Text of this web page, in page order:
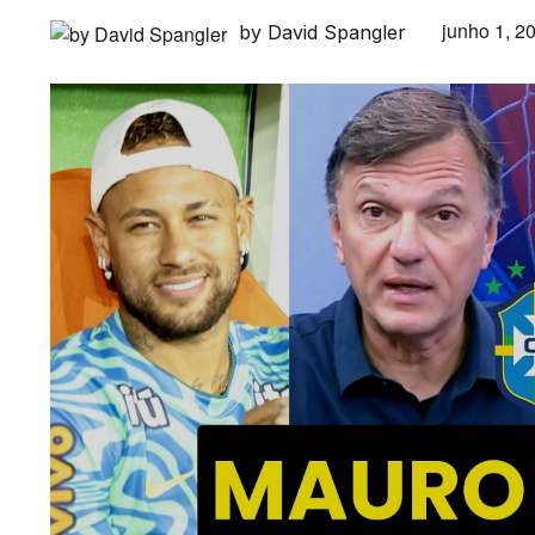
by David Spangler junho 1,